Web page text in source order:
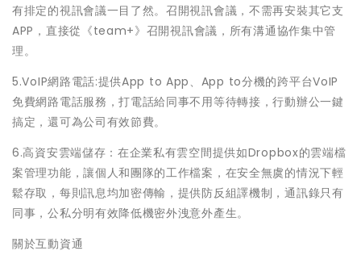
有排定的視訊會議一目了然。召開視訊會議，不需再安裝其它支
APP，直接從《team+》召開視訊會議，所有溝通協作集中管
理。
5.VoIP網路電話:提供App to App、App to分機的跨平台VoIP
免費網路電話服務，打電話給同事不用等待轉接，行動辦公一鍵
搞定，還可為公司有效節費。
6.高資安雲端儲存：在企業私有雲空間提供如Dropbox的雲端檔
案管理功能，讓個人和團隊的工作檔案，在安全無虞的情況下輕
鬆存取，每則訊息均加密傳輸，提供防反組譯機制，通訊錄只有
同事，公私分明有效降低機密外洩意外產生。
關於互動資通